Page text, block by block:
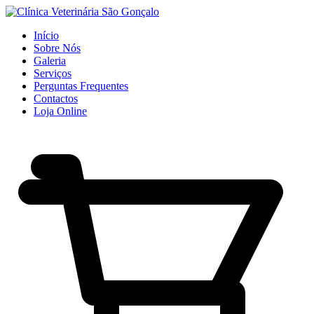
Início
Sobre Nós
Galeria
Serviços
Perguntas Frequentes
Contactos
Loja Online